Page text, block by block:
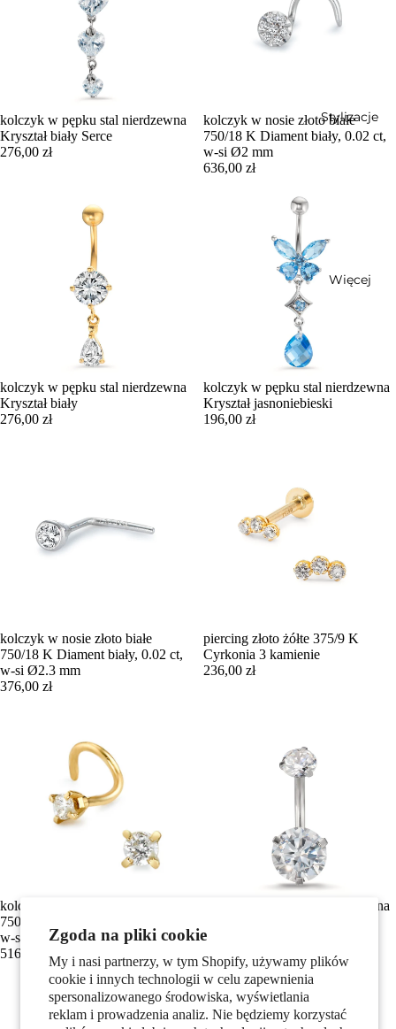
Zgoda na pliki cookie
My i nasi partnerzy, w tym Shopify, używamy plików
cookie i innych technologii w celu zapewnienia
spersonalizowanego środowiska, wyświetlania
reklam i prowadzenia analiz. Nie będziemy korzystać
Stylizacje
Więcej
kolczyk w pępku stal nierdzewna
Kryształ biały Serce
276,00 zł
kolczyk w nosie złoto białe
750/18 K Diament biały, 0.02 ct,
w-si Ø2 mm
636,00 zł
kolczyk w pępku stal nierdzewna
Kryształ biały
276,00 zł
kolczyk w pępku stal nierdzewna
Kryształ jasnoniebieski
196,00 zł
kolczyk w nosie złoto białe
750/18 K Diament biały, 0.02 ct,
w-si Ø2.3 mm
376,00 zł
piercing złoto żółte 375/9 K
Cyrkonia 3 kamienie
236,00 zł
kolczyk w nosie złoto żółte
750/18 K Diament biały, 0.023 ct,
w-si Ø2 mm
516,00 zł
kolczyk w pępku stal nierdzewna
156,00 zł